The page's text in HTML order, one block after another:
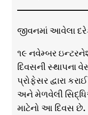
જીવનમાં આવેલા
૧૯ નવેમ્બર
દિવસની સ્થાપના
પ્રોફેસર દ્વારા
અને મેળવેલી
માટેનો આ દિવસ છે.